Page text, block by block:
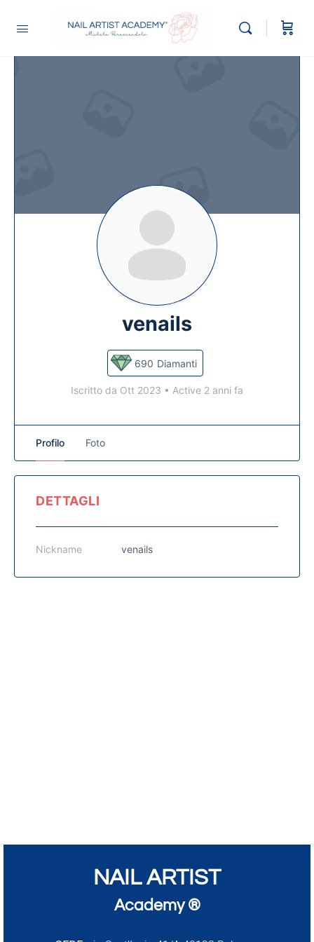
venails
690 Diamanti
Iscritto da Ott 2023 • Active 2 anni fa
Profilo Foto
DETTAGLI
Nickname venails
NAIL ARTIST
Academy ®